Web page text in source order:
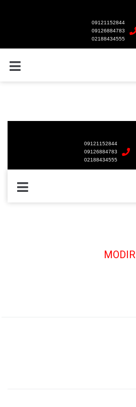
09121152844
09126884783
02188434555
09121152844
09126884783
02188434555
MODIR